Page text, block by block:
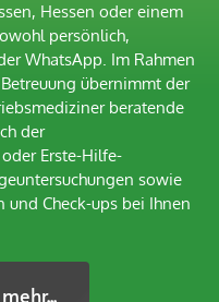
Hessen oder einem
persönlich,
WhatsApp. Im Rahmen
übernimmt der
beratende
der
Erste-Hilfe-
sowie
und Check-ups bei Ihnen